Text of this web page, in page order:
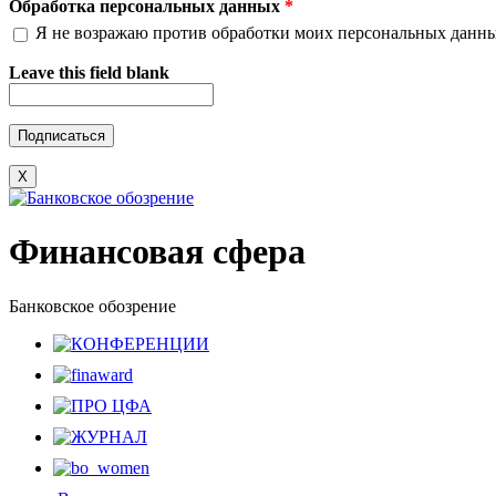
Обработка персональных данных *
Я не возражаю против обработки моих персональных
Leave this field blank
X
Финансовая сфера
Банковское обозрение